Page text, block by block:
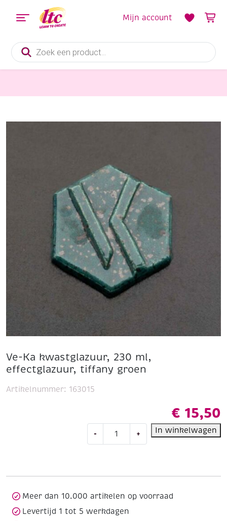
Producten
zoeken
Mijn account
Ve-Ka kwastglazuur, 230 ml,
effectglazuur, tiffany groen
€ 15,50
-
tiffany
+ In winkelwagen
Artikelnummer: 163015
Meer dan 10.000 artikelen op voorraad
Levertijd 1 tot 5 werkdagen